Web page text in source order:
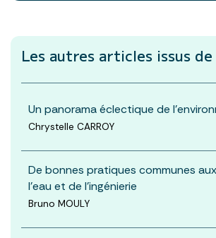
Les autres articles issus
Un panorama éclectique de
Chrystelle CARROY
De bonnes pratiques communes
l'eau et de l'ingénierie
Bruno MOULY